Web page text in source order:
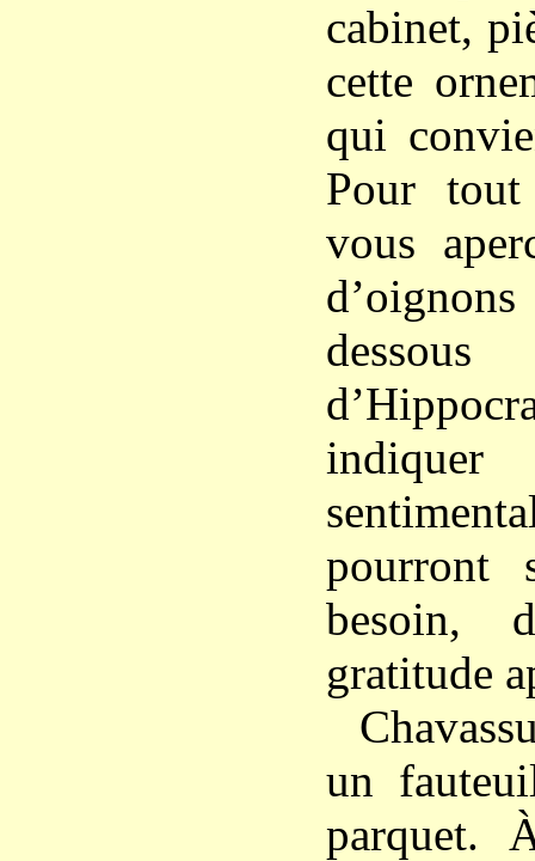
cabinet,
cette
qui
Pour
vous
indiquer
pourront
besoin,
gratitude
un
parquet.